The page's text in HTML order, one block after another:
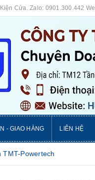
Cửa. Zalo: 0901.300.442
- GIAO HÀNG LIÊN HỆ
Powertech